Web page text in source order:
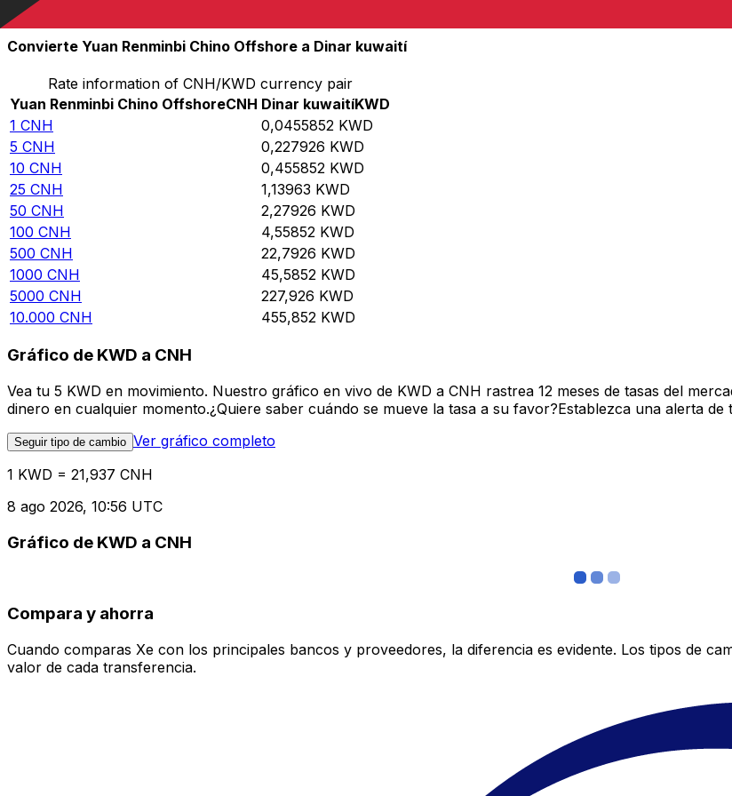
10.000
Convierte Yuan Renminbi Chino Offshore a Dinar kuwaití
Rate information of CNH/KWD currency pair
Yuan Renminbi Chino OffshoreCNH Dinar kuwaitíKWD
1 CNH 0,0455852 KWD
5 CNH 0,227926 KWD
10 CNH 0,455852 KWD
25 CNH 1,13963 KWD
50 CNH 2,27926 KWD
100 CNH 4,55852 KWD
500 CNH 22,7926 KWD
1000 CNH 45,5852 KWD
5000 CNH 227,926 KWD
10.000 CNH 455,852 KWD
Gráfico de KWD a CNH
Vea tu 5 KWD en movimiento. Nuestro gráfico en vivo de KWD a CNH rastrea 12 meses de tasas del
dinero en cualquier momento.¿Quiere saber cuándo se mueve la tasa a su favor?Establezca una alerta
Seguir tipo de cambio Ver gráfico completo
1 KWD = 21,937 CNH
8 ago 2026, 10:56 UTC
Gráfico de KWD a CNH
Compara y ahorra
Cuando comparas Xe con los principales bancos y proveedores, la diferencia es evidente. Los tipos de
valor de cada transferencia.